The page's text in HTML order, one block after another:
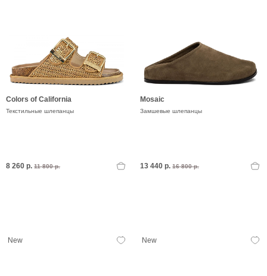
Colors of California
Текстильные шлепанцы
8 260 р. 11 800 р.
Mosaic
Замшевые шлепанцы
13 440 р. 16 800 р.
New New